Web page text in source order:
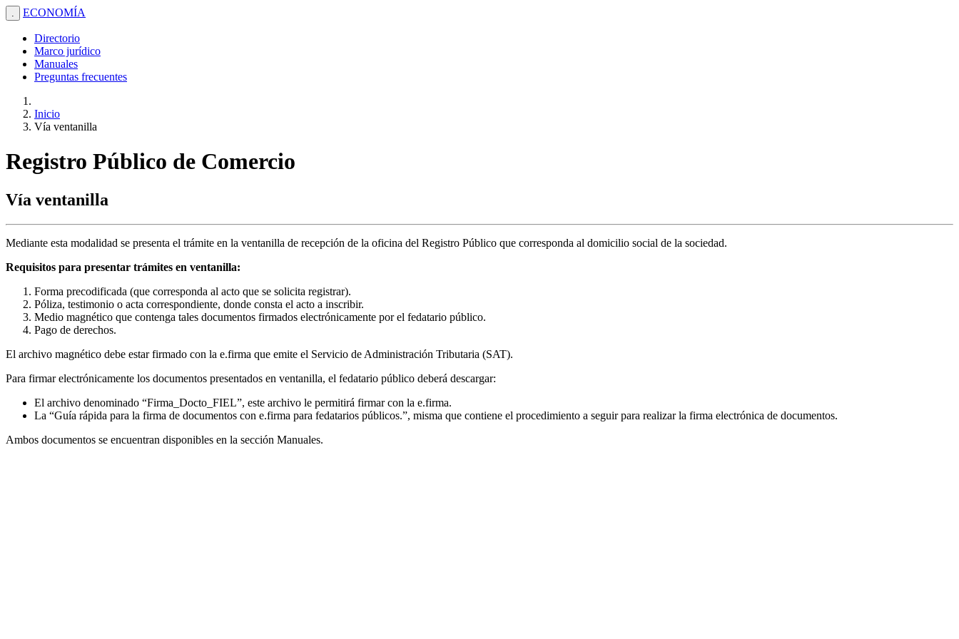
. ECONOMÍA
Directorio
Marco jurídico
Manuales
Preguntas frecuentes
Inicio
Vía ventanilla
Registro Público de Comercio
Vía ventanilla
Mediante esta modalidad se presenta el trámite en la ventanilla de recepción de la oficina del Registro Público que corresponda al domicilio social de la sociedad.
Requisitos para presentar trámites en ventanilla:
Forma precodificada (que corresponda al acto que se solicita registrar).
Póliza, testimonio o acta correspondiente, donde consta el acto a inscribir.
Medio magnético que contenga tales documentos firmados electrónicamente por el fedatario público.
Pago de derechos.
El archivo magnético debe estar firmado con la e.firma que emite el Servicio de Administración Tributaria (SAT).
Para firmar electrónicamente los documentos presentados en ventanilla, el fedatario público deberá descargar:
El archivo denominado “Firma_Docto_FIEL”, este archivo le permitirá firmar con la e.firma.
La “Guía rápida para la firma de documentos con e.firma para fedatarios públicos.”, misma que contiene el procedimiento a seguir para realizar la firma electrónica de documentos.
Ambos documentos se encuentran disponibles en la sección Manuales.